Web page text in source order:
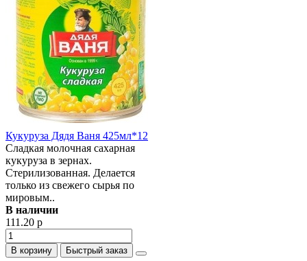
Кукуруза Дядя Ваня 425мл*12
Сладкая молочная сахарная
кукуруза в зернах.
Стерилизованная. Делается
только из свежего сырья по
мировым..
В наличии
111.20 р
В корзину Быстрый заказ